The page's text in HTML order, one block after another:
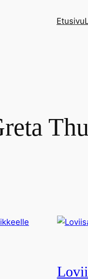
Etusivu